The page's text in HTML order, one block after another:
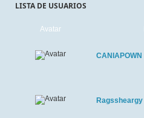
LISTA DE USUARIOS
Avatar
CANIAPOWN
Ragssheargy